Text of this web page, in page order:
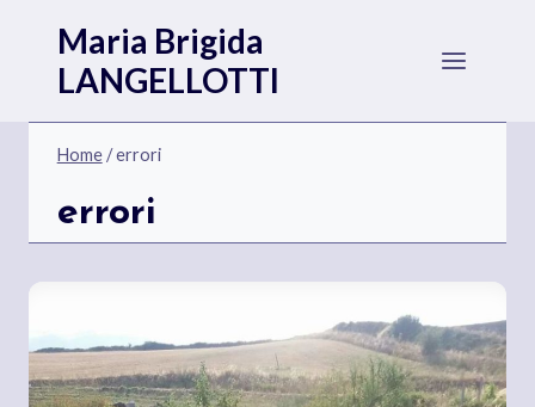
contenuto
Maria Brigida
LANGELLOTTI
Home/errori
errori